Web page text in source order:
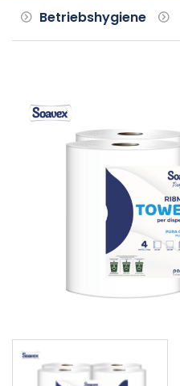
Betriebshygiene